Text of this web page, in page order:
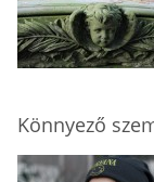
Könnyező